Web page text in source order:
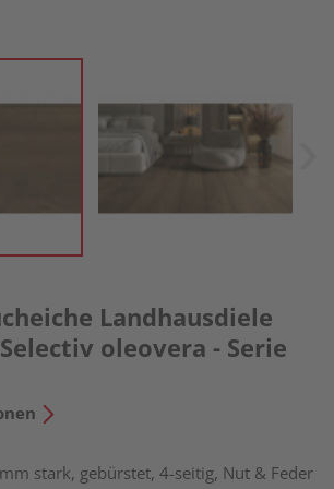
Landhausdiele
oleovera - Serie
stark, gebürstet, 4-seitig, Nut & Feder